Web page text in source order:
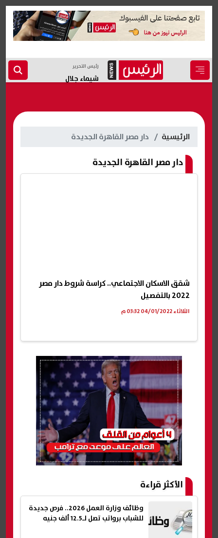
رئيس التحرير
شيماء جلال
الرئيسية دار مصر القاهرة الجديدة
دار مصر القاهرة الجديدة
شقق الاسكان الاجتماعي.. كراسة شروط دار مصر
2022 بالتفصيل
الثلاثاء 04/01/2022 03:32 م
الأكثر قراءة
وظائف وزارة العمل 2026.. فرص جديدة
للشباب برواتب تصل لـ12.5 ألف جنيه